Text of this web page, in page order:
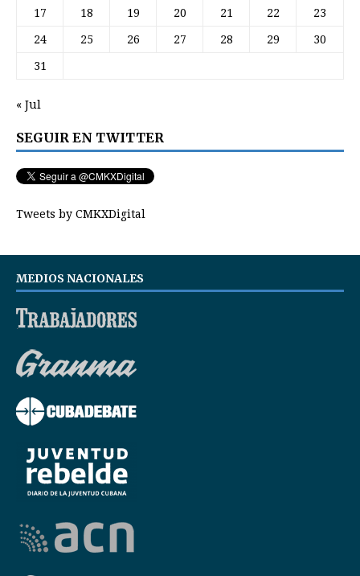
17 18 19 20 21 22 23
24 25 26 27 28 29 30
31
« Jul
SEGUIR EN TWITTER
Tweets by CMKXDigital
MEDIOS NACIONALES